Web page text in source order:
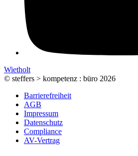
Wietholt
© steffers > kompetenz : büro 2026
Barrierefreiheit
AGB
Impressum
Datenschutz
Compliance
AV-Vertrag